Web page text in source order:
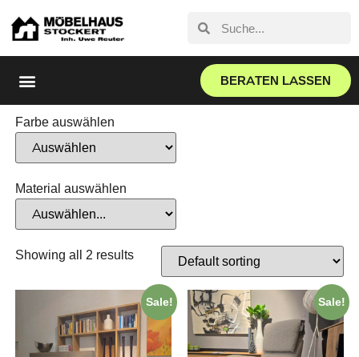
BERATEN LASSEN
Farbe auswählen
Material auswählen
Showing all 2 results
Sale! Sale!